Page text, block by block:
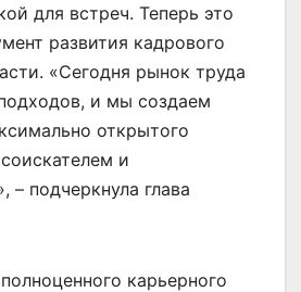
для встреч. Теперь это
развития кадрового
«Сегодня рынок труда
и мы создаем
открытого
и
– подчеркнула глава
карьерного